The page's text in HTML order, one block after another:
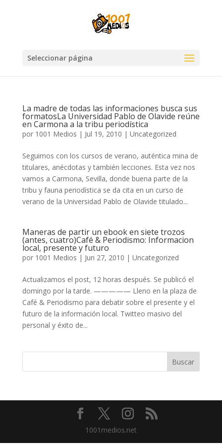
Seleccionar página
La madre de todas las informaciones busca sus
formatosLa Universidad Pablo de Olavide reúne
en Carmona a la tribu periodística
por 1001 Medios | Jul 19, 2010 | Uncategorized
Seguimos con los cursos de verano, auténtica mina de
titulares, anécdotas y también lecciones. Esta vez nos
vamos a Carmona, Sevilla, donde buena parte de la
tribu y fauna periodística se da cita en un curso de
verano de la Universidad Pablo de Olavide titulado...
Maneras de partir un ebook en siete trozos
(antes, cuatro)Café & Periodismo: Informacion
local, presente y futuro
por 1001 Medios | Jun 27, 2010 | Uncategorized
Actualizamos el post, 12 horas después. Se publicó el
domingo por la tarde. ————— Lleno en la plaza de
Café & Periodismo para debatir sobre el presente y el
futuro de la información local. Twitteo masivo del
personal y éxito de...
1001medios.net